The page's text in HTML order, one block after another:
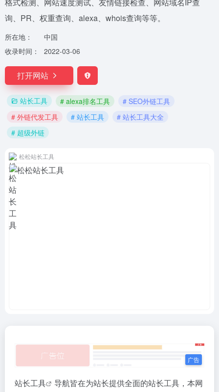
询、PR、权重查询、alexa、whois查询等等。
所在地：
中国
收录时间：
2022-03-06
打开网站
站长工具 # alexa排名工具
# SEO外链工具
# 外链代发工具
# 站长工具
# 站长工具大全
# 超级外链
松松站长工具
站长工具
导航皆在为站长提供全面的站长工具，本网